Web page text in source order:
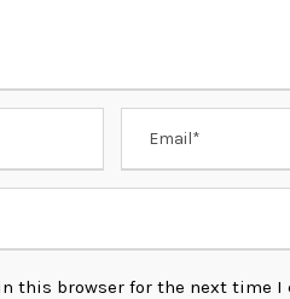
this browser for the next time I